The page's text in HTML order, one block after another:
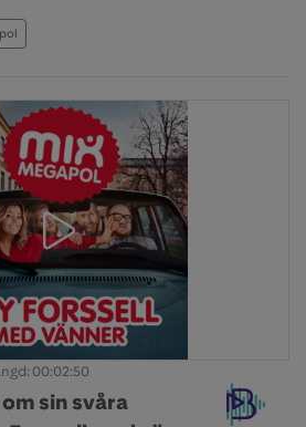
00:02:50
sin svåra